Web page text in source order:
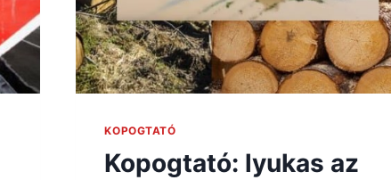
KOPOGTATÓ
Kopogtató: lyukas az